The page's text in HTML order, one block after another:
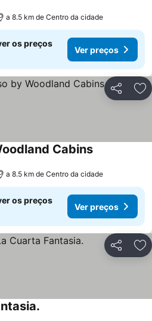
a 8.5 km de Centro da cidade
os preços
Ver preços
Partilhar
Cabins
a 8.5 km de Centro da cidade
os preços
Ver preços
Partilhar